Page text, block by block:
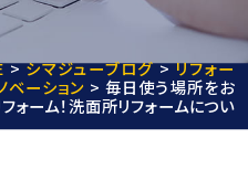
>シマジューブログ>リフォー
ベーション > 毎日使う場所をお
ォーム！洗面所リフォームについ